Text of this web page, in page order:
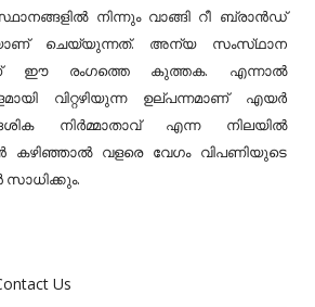
നിന്നും വാങ്ങി റീ ബ്രാൻഡ്
ചെയ്‌യുന്നത്‌. അന്യ സംസ്‌ഥാന
ഈ രംഗത്തെ കുത്തക. എന്നാൽ
വിറ്റഴിയുന്ന ഉല്പന്നമാണ് എയർ
നിർമ്മാതാവ് എന്ന നിലയിൽ
വളരെ വേഗം വിപണിയുടെ
Us